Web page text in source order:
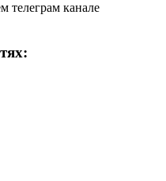
телеграм канале